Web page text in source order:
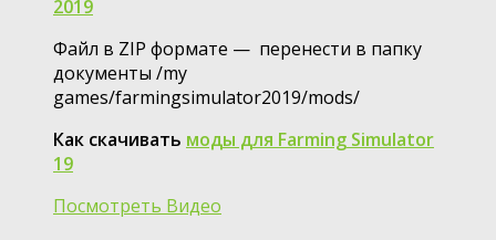
2019
Файл в ZIP формате — перенести в папку
документы /my
games/farmingsimulator2019/mods/
Как скачивать моды для Farming Simulator
19
Посмотреть Видео